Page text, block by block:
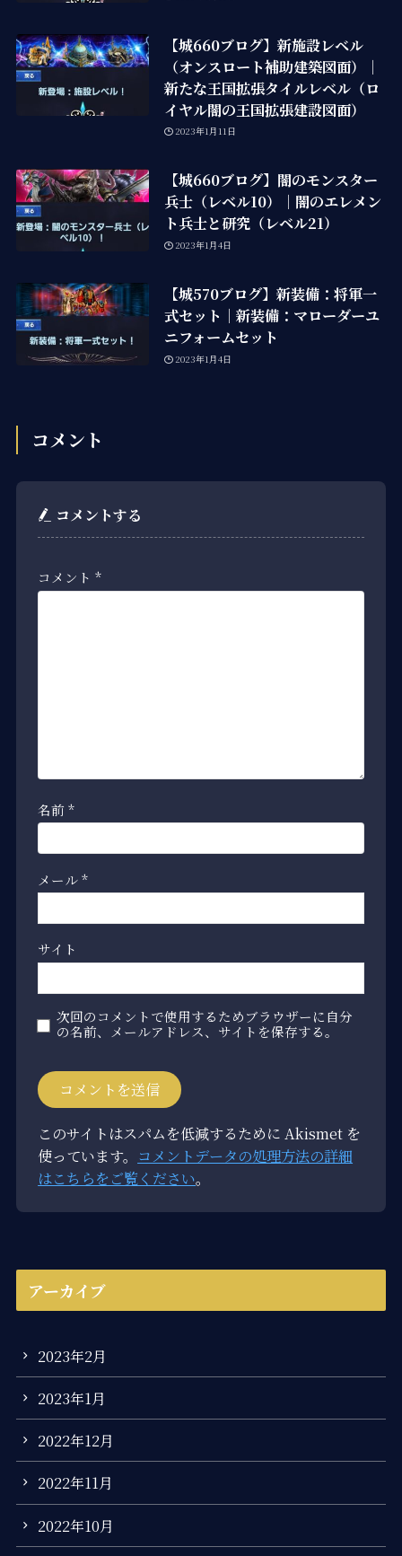
【城660ブログ】新施設レベル
（オンスロート補助建築図面）｜
新たな王国拡張タイルレベル（ロ
イヤル闇の王国拡張建設図面）
2023年1月11日
【城660ブログ】闇のモンスター
兵士（レベル10）｜闇のエレメン
ト兵士と研究（レベル21）
2023年1月4日
【城570ブログ】新装備：将軍一
式セット｜新装備：マローダーユ
ニフォームセット
2023年1月4日
コメント
コメントする
コメント*
名前*
メール*
サイト
次回のコメントで使用するためブラウザーに自分
の名前、メールアドレス、サイトを保存する。
このサイトはスパムを低減するために Akismet を
使っています。 コメントデータの処理方法の詳細
はこちらをご覧ください。
アーカイブ
2023年2月
2023年1月
2022年12月
2022年11月
2022年10月